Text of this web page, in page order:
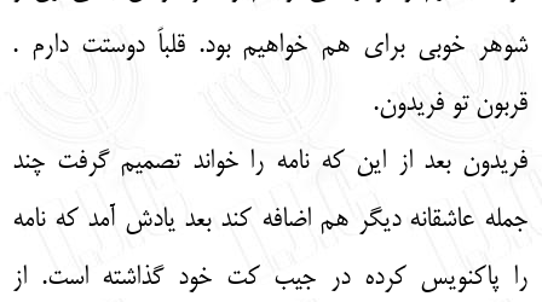
شوهر خوبی برای هم خواهیم بود. قلباً دوستت دارم .
قربون تو فریدون.
فریدون بعد از این که نامه را خواند تصمیم گرفت چند
جمله عاشقانه دیگر هم اضافه کند بعد یادش آمد که نامه
را پاکنویس کرده در جیب کت خود گذاشته است. از